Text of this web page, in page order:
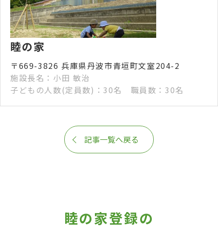
睦の家
〒669-3826 兵庫県丹波市青垣町文室204-2
施設長名：小田 敏治
子どもの人数(定員数)：30名 職員数：30名
記事一覧へ戻る
睦の家登録の